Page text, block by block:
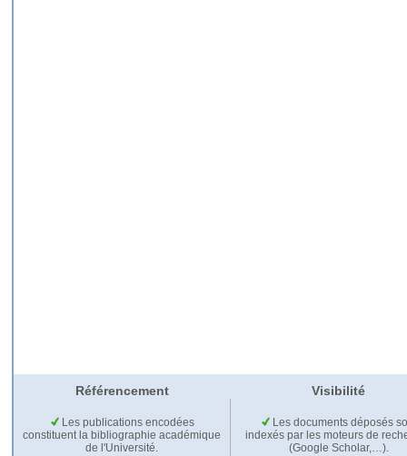
Référencement Visibilité
Les publications encodées
constituent la bibliographie académique
de l'Université.
Les documents déposés
indexés par les moteurs de
(Google Scholar,…).